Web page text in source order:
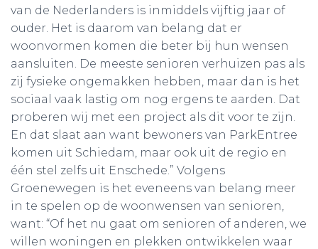
van de Nederlanders is inmiddels vijftig jaar of
ouder. Het is daarom van belang dat er
woonvormen komen die beter bij hun wensen
aansluiten. De meeste senioren verhuizen pas als
zij fysieke ongemakken hebben, maar dan is het
sociaal vaak lastig om nog ergens te aarden. Dat
proberen wij met een project als dit voor te zijn.
En dat slaat aan want bewoners van ParkEntree
komen uit Schiedam, maar ook uit de regio en
één stel zelfs uit Enschede.” Volgens
Groenewegen is het eveneens van belang meer
in te spelen op de woonwensen van senioren,
want: “Of het nu gaat om senioren of anderen, we
willen woningen en plekken ontwikkelen waar